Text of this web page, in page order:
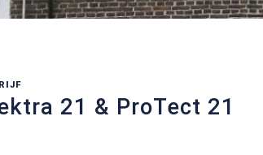
21 & ProTect 21